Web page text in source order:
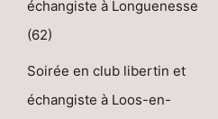
échangiste à Longuenesse
(62)
Soirée en club libertin et
échangiste à Loos-en-